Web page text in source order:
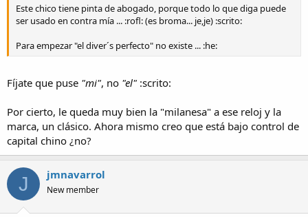
Este chico tiene pinta de abogado, porque todo lo que diga puede
ser usado en contra mía ... :rofl: (es broma... je,je) :scrito:
Para empezar "el diver´s perfecto" no existe ... :he:
Fíjate que puse "mi", no "el" :scrito:
Por cierto, le queda muy bien la "milanesa" a ese reloj y la
marca, un clásico. Ahora mismo creo que está bajo control de
capital chino ¿no?
J jmnavarrol
New member